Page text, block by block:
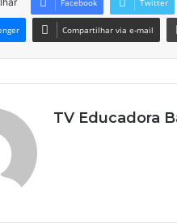
Facebook Twitter
Compartilhar via e-mail
TV Educadora